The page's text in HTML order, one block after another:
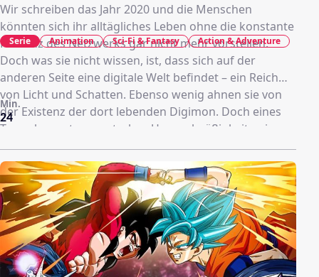
Wir schreiben das Jahr 2020 und die Menschen
könnten sich ihr alltägliches Leben ohne die konstante
Präsenz des Netzwerks gar nicht mehr vorstellen.
Doch was sie nicht wissen, ist, dass sich auf der
anderen Seite eine digitale Welt befindet – ein Reich
von Licht und Schatten. Ebenso wenig ahnen sie von
der Existenz der dort lebenden Digimon. Doch eines
Tages kommt es zu starken Unregelmäßigkeiten im
Netz rund um Tokyo. Die Ampeln spielen verrückt, die
Fernseher drehen durch und viele andere
Gerätschaften verursachen Probleme. In den
Nachrichten ist die Rede von einem
cyberterroristischem Anschlag. Der Fünftklässler
Taichi Yagami bereitet sich derweil daheim auf sein
Sommercamp vor, während seine Mutter mit seiner
kleinen Schwester Hikari mit dem Zug nach Shibuya
24
Min.
Serie Animation Sci-Fi & Fantasy Action & Adventure